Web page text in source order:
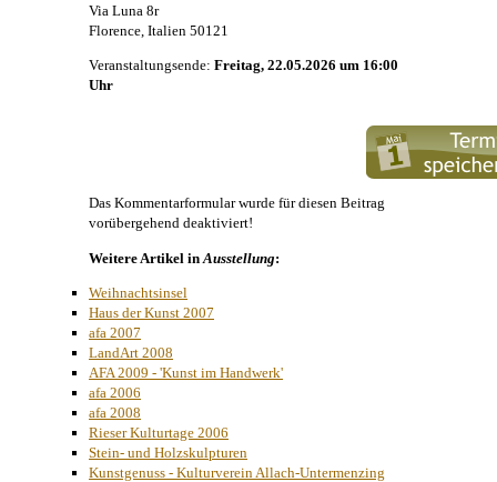
Via Luna 8r
Florence, Italien 50121
Veranstaltungsende: Freitag, 22.05.2026 um 16:00
Uhr
Das Kommentarformular wurde für diesen Beitrag
vorübergehend deaktiviert!
Weitere Artikel in Ausstellung:
Weihnachtsinsel
Haus der Kunst 2007
afa 2007
LandArt 2008
AFA 2009 - 'Kunst im Handwerk'
afa 2006
afa 2008
Rieser Kulturtage 2006
Stein- und Holzskulpturen
Kunstgenuss - Kulturverein Allach-Untermenzing